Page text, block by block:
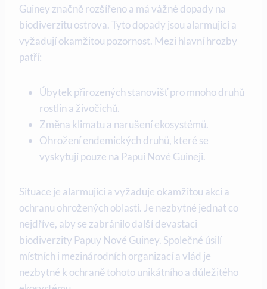
Guiney značně ⁤rozšířeno​ a ‌má vážné dopady na‍
biodiverzitu ostrova. ⁢Tyto dopady jsou alarmující a
vyžadují okamžitou pozornost. Mezi hlavní hrozby
patří:
Úbytek přirozených stanovišť pro​ mnoho druhů
rostlin a živočichů.
Změna klimatu ⁣a ⁣narušení ekosystémů.
Ohrožení endemických druhů, které ⁤se
vyskytují pouze na Papui ‌Nové ​Guineji.
Situace je alarmující‌ a vyžaduje okamžitou akci a
ochranu ohrožených oblastí.‍ Je nezbytné jednat co
nejdříve, aby se⁤ zabránilo další devastaci​
biodiverzity⁤ Papuy⁤ Nové Guiney. Společné ⁢úsilí
místních i mezinárodních organizací a vlád ​je
nezbytné k ochraně tohoto unikátního a důležitého